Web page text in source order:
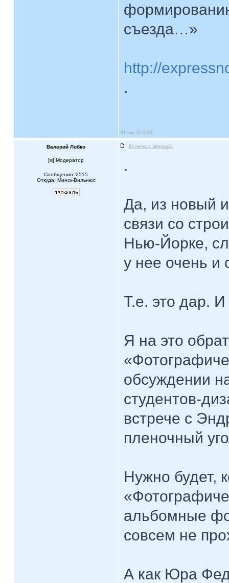
съезда…»
http://
.
31 авг, 07 9:23
Валерий Лобко Встреча с легендой.
[ ] Модератор
Сообщения: 2515
Откуда: Минск-Вильнюс
.
Да, из новый
связи со
Нью-Йорке,
у нее очень
Т.е. это дар. И
Я на это
обсуждении
студентов-
встрече с
пленочный
Нужно будет,
альбомные
совсем не
А как Юра